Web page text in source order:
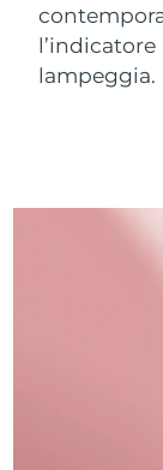
lampeggia.